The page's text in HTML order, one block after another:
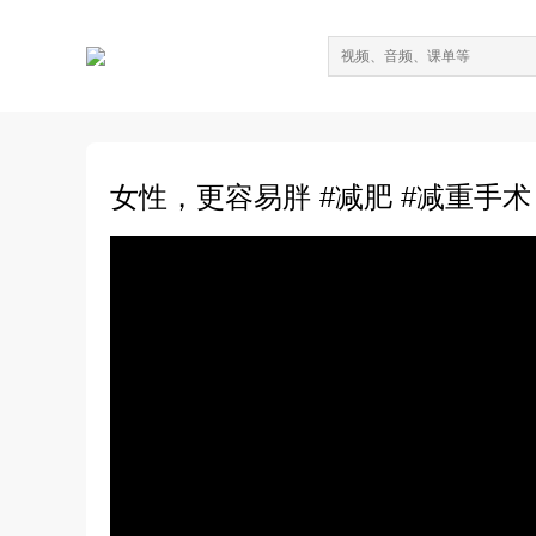
女性，更容易胖 #减肥 #减重手